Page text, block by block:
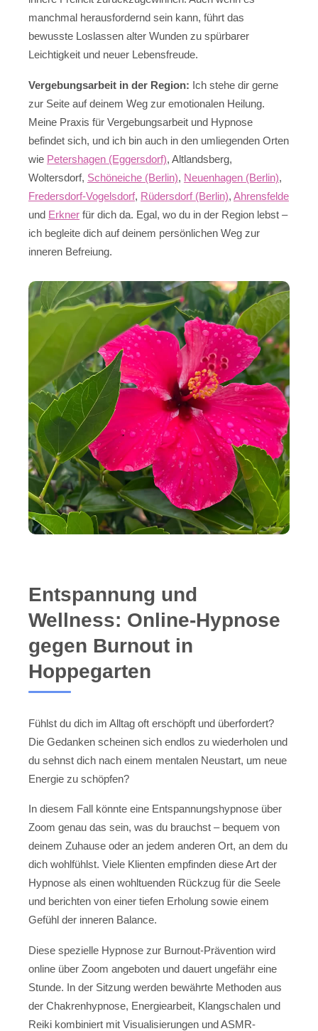
manchmal herausfordernd sein kann, führt das
bewusste Loslassen alter Wunden zu spürbarer
Leichtigkeit und neuer Lebensfreude.
Vergebungsarbeit in der Region: Ich stehe dir gerne
zur Seite auf deinem Weg zur emotionalen Heilung.
Meine Praxis für Vergebungsarbeit und Hypnose
befindet sich, und ich bin auch in den umliegenden Orten
wie Petershagen (Eggersdorf), Altlandsberg,
Woltersdorf, Schöneiche (Berlin), Neuenhagen (Berlin),
Fredersdorf-Vogelsdorf, Rüdersdorf (Berlin), Ahrensfelde
und Erkner für dich da. Egal, wo du in der Region lebst –
ich begleite dich auf deinem persönlichen Weg zur
inneren Befreiung.
Entspannung und
Wellness: Online-Hypnose
gegen Burnout in
Hoppegarten
Fühlst du dich im Alltag oft erschöpft und überfordert?
Die Gedanken scheinen sich endlos zu wiederholen und
du sehnst dich nach einem mentalen Neustart, um neue
Energie zu schöpfen?
In diesem Fall könnte eine Entspannungshypnose über
Zoom genau das sein, was du brauchst – bequem von
deinem Zuhause oder an jedem anderen Ort, an dem du
dich wohlfühlst. Viele Klienten empfinden diese Art der
Hypnose als einen wohltuenden Rückzug für die Seele
und berichten von einer tiefen Erholung sowie einem
Gefühl der inneren Balance.
Diese spezielle Hypnose zur Burnout-Prävention wird
online über Zoom angeboten und dauert ungefähr eine
Stunde. In der Sitzung werden bewährte Methoden aus
der Chakrenhypnose, Energiearbeit, Klangschalen und
Reiki kombiniert mit Visualisierungen und ASMR-